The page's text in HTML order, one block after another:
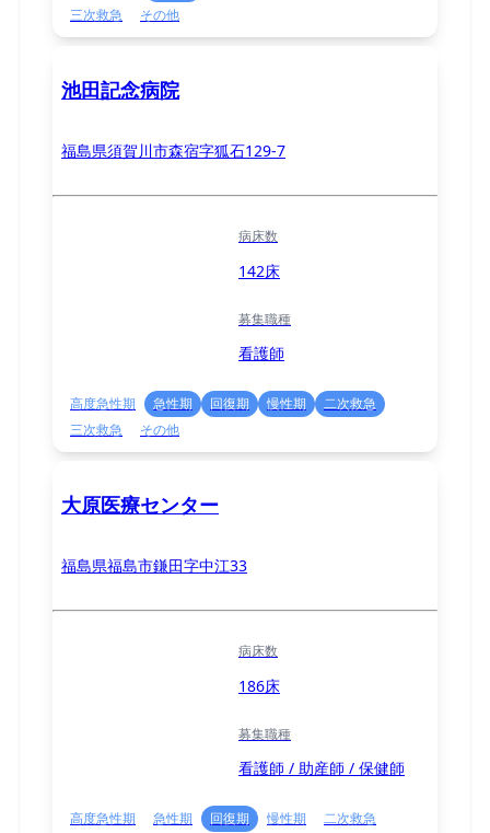
三次救急
その他
池田記念病院
福島県須賀川市森宿字狐石129-7
病床数
142床
募集職種
看護師
高度急性期 急性期 回復期 慢性期
二次救急
三次救急
その他
大原医療センター
福島県福島市鎌田字中江33
病床数
186床
募集職種
看護師 / 助産師 / 保健師
高度急性期 急性期 回復期 慢性期
二次救急